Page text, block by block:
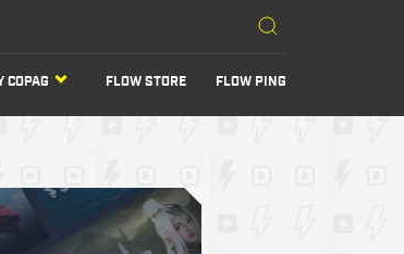
COPAG FLOW STORE FLOW PING